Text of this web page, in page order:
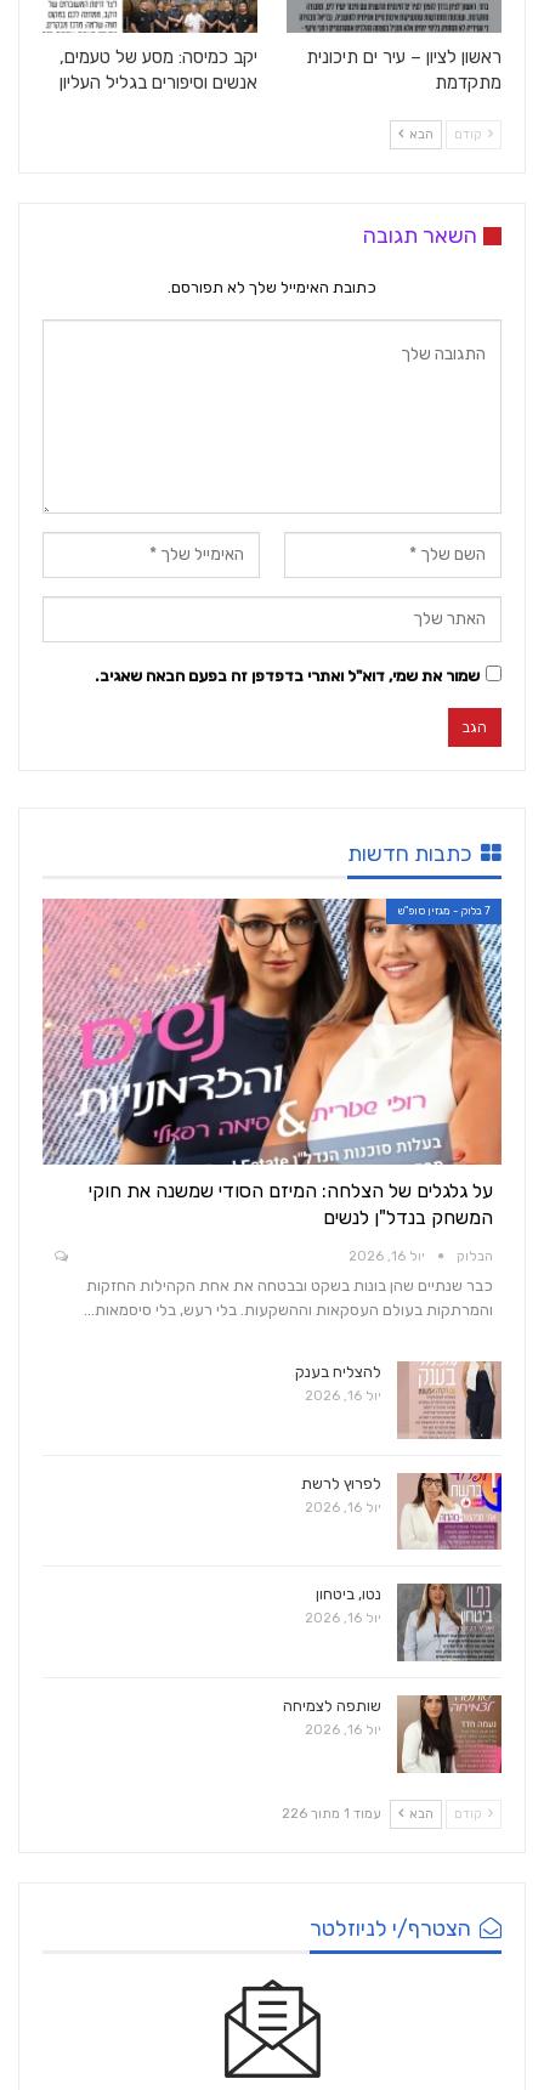
ראשון לציון – עיר ים תיכונית
מתקדמת
יקב כמיסה: מסע של טעמים,
אנשים וסיפורים בגליל העליון
קודם הבא
השאר תגובה
כתובת האימייל שלך לא תפורסם.
שמור את שמי, דוא"ל ואתרי בדפדפן זה בפעם הבאה שאגיב.
כתבות חדשות
7 בלוק - מגזין סופ"ש
על גלגלים של הצלחה: המיזם הסודי שמשנה את חוקי
המשחק בנדל"ן לנשים
הבלוק יול 16, 2026
כבר שנתיים שהן בונות בשקט ובבטחה את אחת הקהילות החזקות
והמרתקות בעולם העסקאות וההשקעות. בלי רעש, בלי סיסמאות…
להצליח בענק
יול 16, 2026
לפרוץ לרשת
יול 16, 2026
נטו, ביטחון
יול 16, 2026
שותפה לצמיחה
יול 16, 2026
קודם הבא עמוד 1 מתוך 226
הצטרף/י לניוזלטר